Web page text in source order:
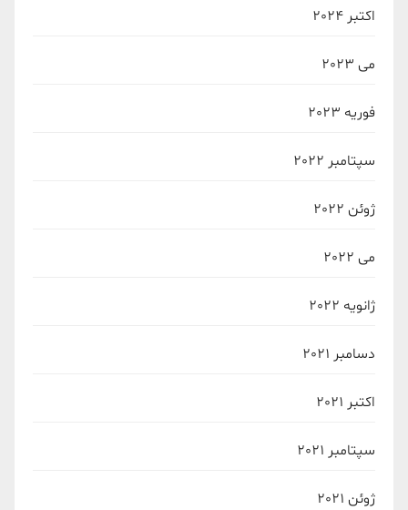
اکتبر 2024
می 2023
فوریه 2023
سپتامبر 2022
ژوئن 2022
می 2022
ژانویه 2022
دسامبر 2021
اکتبر 2021
سپتامبر 2021
ژوئن 2021